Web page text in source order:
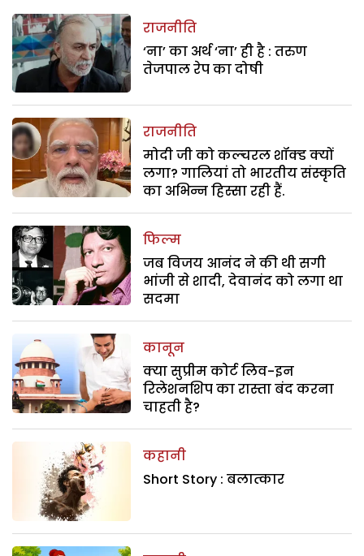
राजनीति
‘ना’ का अर्थ ‘ना’ ही है : तरुण
तेजपाल रेप का दोषी
राजनीति
मोदी जी को कल्चरल शॉक्ड क्यों
लगा? गालियां तो भारतीय संस्कृति
का अभिन्न हिस्सा रही हैं.
फिल्म
जब विजय आनंद ने की थी सगी
भांजी से शादी, देवानंद को लगा था
सदमा
कानून
क्या सुप्रीम कोर्ट लिव-इन
रिलेशनशिप का रास्ता बंद करना
चाहती है?
कहानी
Short Story : बलात्कार